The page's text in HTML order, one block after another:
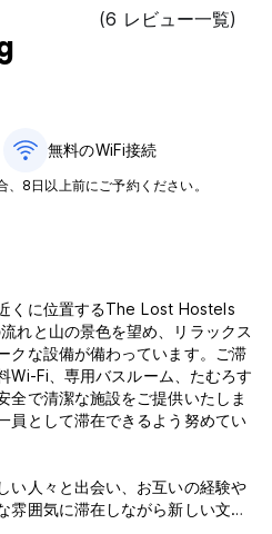
(6 レビュー一覧)
無料のWiFi接続
8日以上前にご予約ください。
くに位置するThe Lost Hostels
れと山の景色を望め、リラックス
クな設備が備わっています。ご滞
Wi-Fi、専用バスルーム、たむろす
全で清潔な施設をご提供いたしま
員として滞在できるよう努めてい
い人々と出会い、お互いの経験や
雰囲気に滞在しながら新しい文化